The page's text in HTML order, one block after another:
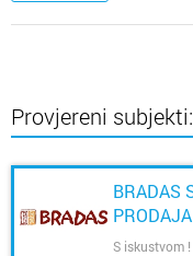
Provjereni subjekti:
BRADAS
S iskustvom